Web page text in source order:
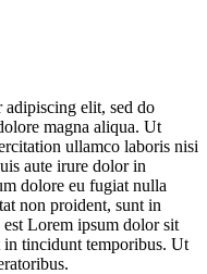
adipiscing elit, sed do
magna aliqua. Ut
ullamco laboris nisi
aute irure dolor in
dolore eu fugiat nulla
non proident, sunt in
Lorem ipsum dolor sit
in tincidunt temporibus. Ut